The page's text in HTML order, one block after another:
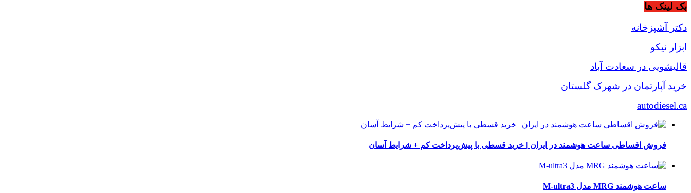
بک لینک ها
دکتر آشپزخانه
ابزار نیکو
قالیشویی در سعادت آباد
خرید آپارتمان در شهرک گلستان
autodiesel.ca
فروش اقساطی ساعت هوشمند در ایران | خرید قسطی با پیش‌پرداخت کم + شرایط آسان
ساعت هوشمند MRG مدل M-ultra3